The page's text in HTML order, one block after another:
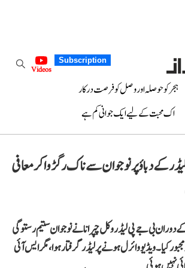
Subscription
Videos
ہجر کو حوصلہ اور وصل کو فرصت درکار
اک محبت کے لیے ایک جوانی کم ہے
کے دباؤ پر نوجوان سے ناک رگڑوا کر معافی
دوران بی جے پی لیڈر وکل چپرانا نے نوجوان ستیم رستوگی
کیا۔ ویڈیو وائرل ہونے پر لیڈر گرفتار ہوا، مگر ایس آئی